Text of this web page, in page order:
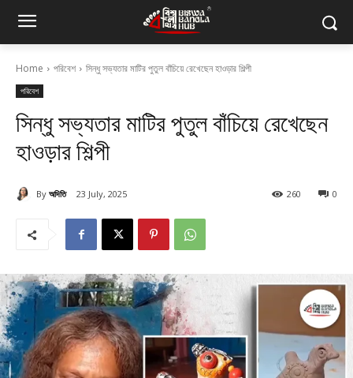
Home পরিবেশ সিন্ধু সভ্যতার মাটির পুতুল বাঁচিয়ে রেখেছেন হাওড়ার শিল্পী
পরিবেশ
সিন্ধু সভ্যতার মাটির পুতুল বাঁচিয়ে রেখেছেন
হাওড়ার শিল্পী
By অদিতি 23 July, 2025 0
260